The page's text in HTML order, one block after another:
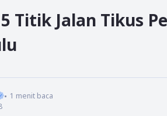
Titik Jalan Tikus
1 menit baca